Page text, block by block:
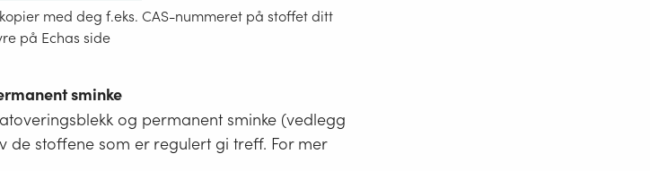
med deg f.eks. CAS-nummeret på stoffet ditt
på Echas side
sminke
og permanent sminke (vedlegg
de stoffene som er regulert gi treff. For mer